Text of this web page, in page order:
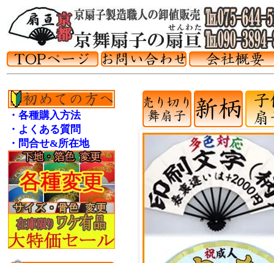
・各種購入方法
・よくある質問
・問合せ&所在地